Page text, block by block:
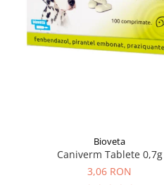
Bioveta
Caniverm Tablete 0,7g
3,06 RON